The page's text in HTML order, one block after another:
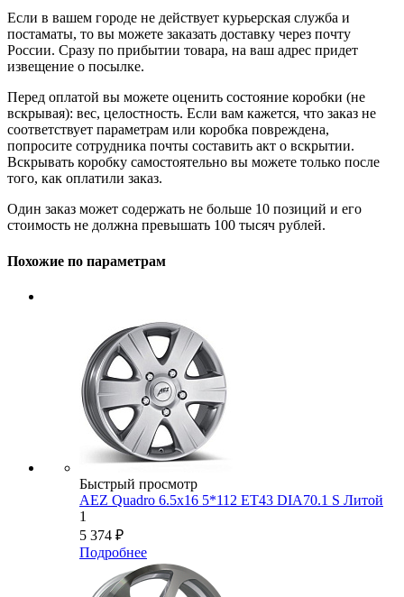
Если в вашем городе не действует курьерская служба и
постаматы, то вы можете заказать доставку через почту
России. Сразу по прибытии товара, на ваш адрес придет
извещение о посылке.
Перед оплатой вы можете оценить состояние коробки (не
вскрывая): вес, целостность. Если вам кажется, что заказ не
соответствует параметрам или коробка повреждена,
попросите сотрудника почты составить акт о вскрытии.
Вскрывать коробку самостоятельно вы можете только после
того, как оплатили заказ.
Один заказ может содержать не больше 10 позиций и его
стоимость не должна превышать 100 тысяч рублей.
Похожие по параметрам
Быстрый просмотр
AEZ Quadro 6.5x16 5*112 ET43 DIA70.1 S Литой
1
5 374 ₽
Подробнее